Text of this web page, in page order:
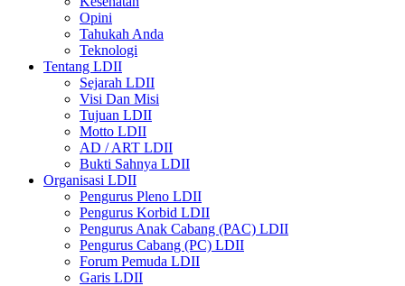
Opini
Tahukah Anda
Teknologi
Tentang LDII
Sejarah LDII
Visi Dan Misi
Tujuan LDII
Motto LDII
AD / ART LDII
Bukti Sahnya LDII
Organisasi LDII
Pengurus Pleno LDII
Pengurus Korbid LDII
Pengurus Anak Cabang (PAC) LDII
Pengurus Cabang (PC) LDII
Forum Pemuda LDII
Garis LDII